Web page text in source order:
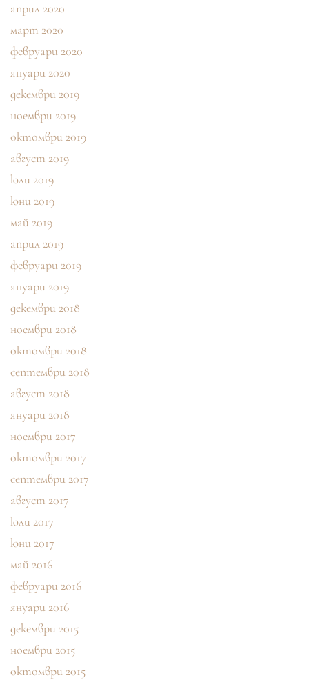
април 2020
март 2020
февруари 2020
януари 2020
декември 2019
ноември 2019
октомври 2019
август 2019
юли 2019
юни 2019
май 2019
април 2019
февруари 2019
януари 2019
декември 2018
ноември 2018
октомври 2018
септември 2018
август 2018
януари 2018
ноември 2017
октомври 2017
септември 2017
август 2017
юли 2017
юни 2017
май 2016
февруари 2016
януари 2016
декември 2015
ноември 2015
октомври 2015